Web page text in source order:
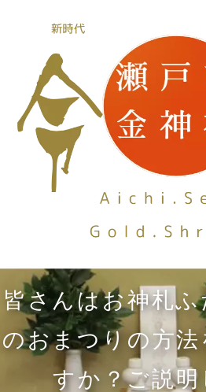
皆さんはお神札
のおまつりの方法
すか？ご説明